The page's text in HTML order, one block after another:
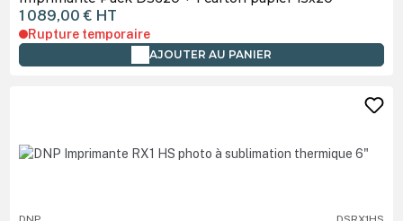
1 089,00 € HT
Rupture temporaire
AJOUTER AU PANIER